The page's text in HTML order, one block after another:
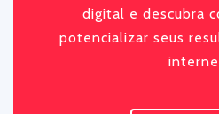
digital e descubra
potencializar seus